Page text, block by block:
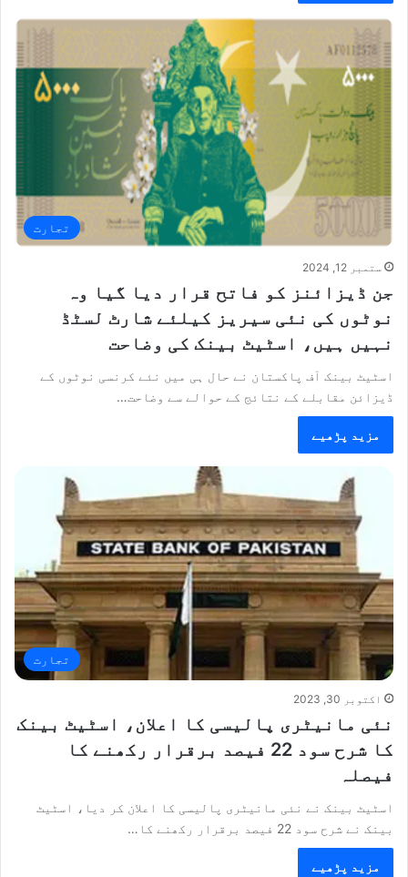
تجارت
ستمبر 12, 2024
جن ڈیزائنز کو فاتح قرار دیا گیا وہ
نوٹوں کی نئی سیریز کیلئے شارٹ لسٹڈ
نہیں ہیں، اسٹیٹ بینک کی وضاحت
اسٹیٹ بینک آف پاکستان نے حال ہی میں نئے کرنسی نوٹوں کے
ڈیزائن مقابلے کے نتائج کے حوالے سے وضاحت…
مزید پڑھیے
تجارت
اکتوبر 30, 2023
نئی مانیٹری پالیسی کا اعلان، اسٹیٹ بینک
کا شرح سود 22 فیصد برقرار رکھنے کا
فیصلہ
اسٹیٹ بینک نے نئی مانیٹری پالیسی کا اعلان کر دیا، اسٹیٹ
بینک نے شرح سود 22 فیصد برقرار رکھنے کا…
مزید پڑھیے